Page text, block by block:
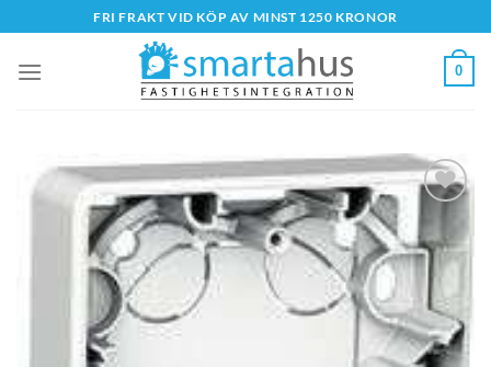
to
content
FRI FRAKT VID KÖP AV MINST 1250 KRONOR
0